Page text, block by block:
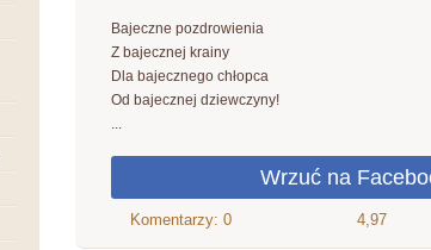
Bajeczne pozdrowienia
Z bajecznej krainy
Dla bajecznego chłopca
Od bajecznej dziewczyny!
...
4,97